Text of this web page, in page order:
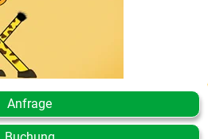
Anfrage